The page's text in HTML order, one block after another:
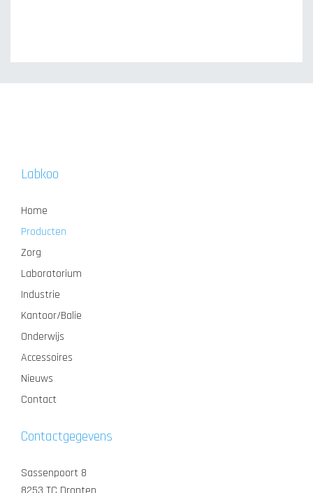
Labkoo
Home
Producten
Zorg
Laboratorium
Industrie
Kantoor/Balie
Onderwijs
Accessoires
Nieuws
Contact
Contactgegevens
Sassenpoort 8